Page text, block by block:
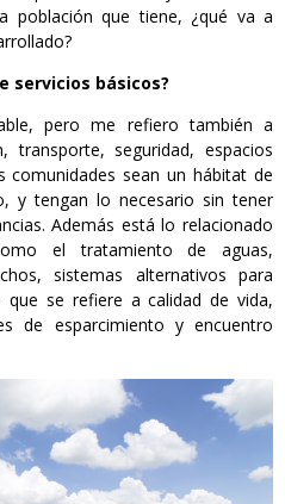
población que tiene, ¿qué va a
servicios básicos?
pero me refiero también a
transporte, seguridad, espacios
comunidades sean un hábitat de
y tengan lo necesario sin tener
Además está lo relacionado
el tratamiento de aguas,
sistemas alternativos para
que se refiere a calidad de vida,
de esparcimiento y encuentro